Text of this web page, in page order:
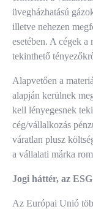
üvegházhatású
illetve nehezen
esetében. A cégek a
tekinthető
Alapvetően a
alapján kerülnek
kell lényegesnek
cég/vállalkozás
váratlan plusz
a vállalati márka
Jogi háttér, az
Az Európai Unió